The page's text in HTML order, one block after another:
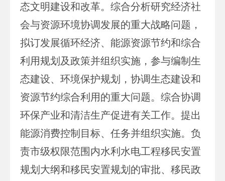
态文明建设和改革。综合分析研究经济社
会与资源环境协调发展的重大战略问题，
拟订发展循环经济、能源资源节约和综合
利用规划及政策并组织实施，参与编制生
态建设、环境保护规划，协调生态建设和
资源节约综合利用的重大问题。综合协调
环保产业和清洁生产促进有关工作。提出
能源消费控制目标、任务并组织实施。负
责市级权限范围内水利水电工程移民安置
规划大纲和移民安置规划的审批、移民政